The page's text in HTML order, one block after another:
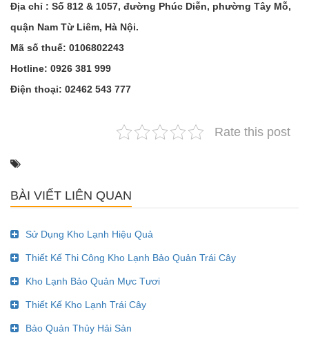
Địa chỉ : Số 812 & 1057, đường Phúc Diễn, phường Tây Mỗ,
quận Nam Từ Liêm, Hà Nội.
Mã số thuế: 0106802243
Hotline: 0926 381 999
Điện thoại: 02462 543 777
Rate this post
BÀI VIẾT LIÊN QUAN
Sử Dụng Kho Lạnh Hiệu Quả
Thiết Kế Thi Công Kho Lạnh Bảo Quản Trái Cây
Kho Lạnh Bảo Quản Mực Tươi
Thiết Kế Kho Lạnh Trái Cây
Bảo Quản Thủy Hải Sản